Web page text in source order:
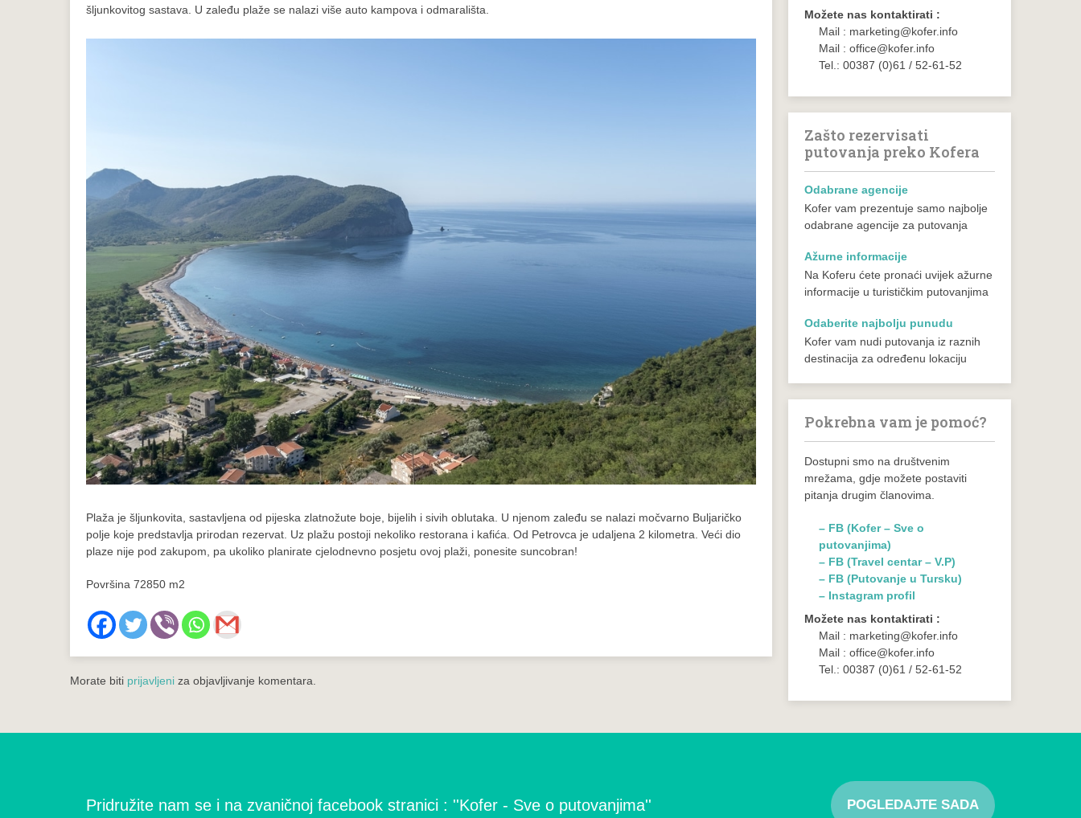
šljunkovitog sastava. U zaleđu plaže se nalazi više auto kampova i odmarališta.
Plaža je šljunkovita, sastavljena od pijeska zlatnožute boje, bijelih i sivih oblutaka. U njenom zaleđu se nalazi močvarno Buljaričko
polje koje predstavlja prirodan rezervat. Uz plažu postoji nekoliko restorana i kafića. Od Petrovca je udaljena 2 kilometra. Veći dio
plaze nije pod zakupom, pa ukoliko planirate cjelodnevno posjetu ovoj plaži, ponesite suncobran!
Površina 72850 m2
Morate biti prijavljeni za objavljivanje komentara.
Možete nas kontaktirati :
Mail : marketing@kofer.info
Mail : office@kofer.info
Tel.: 00387 (0)61 / 52-61-52
Zašto rezervisati
putovanja preko Kofera
Odabrane agencije
Kofer vam prezentuje samo najbolje
odabrane agencije za putovanja
Ažurne informacije
Na Koferu ćete pronaći uvijek ažurne
informacije u turističkim putovanjima
Odaberite najbolju punudu
Kofer vam nudi putovanja iz raznih
destinacija za određenu lokaciju
Pokrebna vam je pomoć?
Dostupni smo na društvenim
mrežama, gdje možete postaviti
pitanja drugim članovima.
– FB (Kofer – Sve o
putovanjima)
– FB (Travel centar – V.P)
– FB (Putovanje u Tursku)
– Instagram profil
Možete nas kontaktirati :
Mail : marketing@kofer.info
Mail : office@kofer.info
Tel.: 00387 (0)61 / 52-61-52
Pridružite nam se i na zvaničnoj facebook stranici : ''Kofer - Sve o putovanjima'' POGLEDAJTE SADA